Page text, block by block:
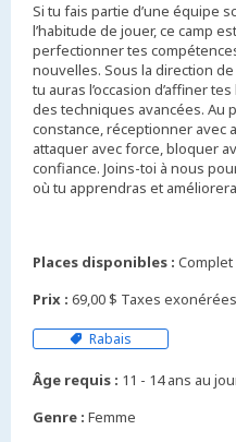
Si tu fais partie d’une équipe
l’habitude de jouer, ce camp
perfectionner tes
nouvelles. Sous la direction
tu auras l’occasion d’affiner
des techniques avancées. Au
constance, réceptionner avec
attaquer avec force, bloquer
confiance. Joins-toi à nous
où tu apprendras et
Places disponibles : Complet
Prix : 69,00 $ Taxes exonérées
Rabais
Âge requis : 11 - 14 ans au
Genre : Femme